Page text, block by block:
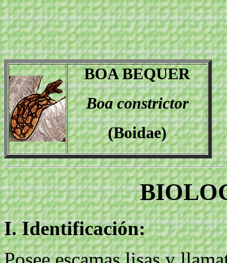
BOA BEQUER
Boa constrictor
(Boidae)
I. Identificación: